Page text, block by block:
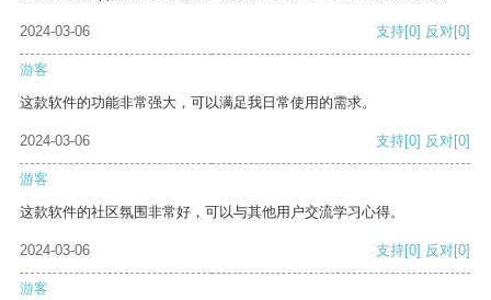
2024-03-06 支持[0] 反对[0]
游客
这款软件的功能非常强大，可以满足我日常使用的需求。
2024-03-06 支持[0] 反对[0]
游客
这款软件的社区氛围非常好，可以与其他用户交流学习心得。
2024-03-06 支持[0] 反对[0]
游客